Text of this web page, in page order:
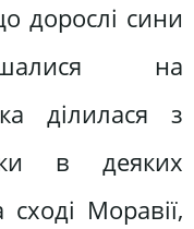
дорослі сини
на
ділилася з
в деяких
Моравії,